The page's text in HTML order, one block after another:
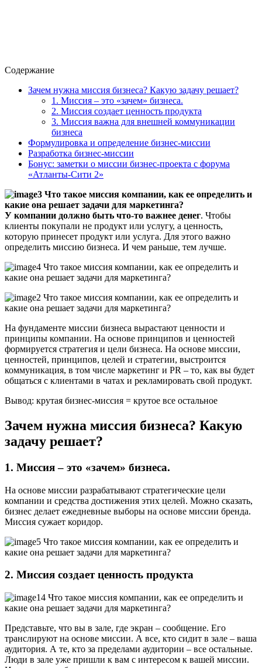
Содержание
Зачем нужна миссия бизнеса? Какую задачу решает?
1. Миссия – это «зачем» бизнеса.
2. Миссия создает ценность продукта
3. Миссия важна для внешней коммуникации
бизнеса
Формулировка и определение бизнес-миссии
Разработка бизнес-миссии
Бонус: заметки о миссии бизнес-проекта с форума
«Атланты-Сити 2»
У компании должно быть что-то важнее денег. Чтобы
клиенты покупали не продукт или услугу, а ценность,
которую принесет продукт или услуга. Для этого важно
определить миссию бизнеса. И чем раньше, тем лучше.
На фундаменте миссии бизнеса вырастают ценности и
принципы компании. На основе принципов и ценностей
формируется стратегия и цели бизнеса. На основе миссии,
ценностей, принципов, целей и стратегии, выстроится
коммуникация, в том числе маркетинг и PR – то, как вы будет
общаться с клиентами в чатах и рекламировать свой продукт.
Вывод: крутая бизнес-миссия = крутое все остальное
Зачем нужна миссия бизнеса? Какую
задачу решает?
1. Миссия – это «зачем» бизнеса.
На основе миссии разрабатывают стратегические цели
компании и средства достижения этих целей. Можно сказать,
бизнес делает ежедневные выборы на основе миссии бренда.
Миссия сужает коридор.
2. Миссия создает ценность продукта
Представьте, что вы в зале, где экран – сообщение. Его
транслируют на основе миссии. А все, кто сидит в зале – ваша
аудитория. А те, кто за пределами аудитории – все остальные.
Люди в зале уже пришли к вам с интересом к вашей миссии.